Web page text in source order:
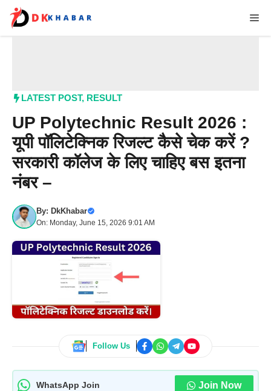
content
LATEST POST, RESULT
UP Polytechnic Result 2026 :
यूपी पॉलिटेक्निक रिजल्ट कैसे चेक करें ?
सरकारी कॉलेज के लिए चाहिए बस इतना
नंबर –
By: DkKhabar
On: Monday, June 15, 2026 9:01 AM
Follow Us
WhatsApp Join Join Now